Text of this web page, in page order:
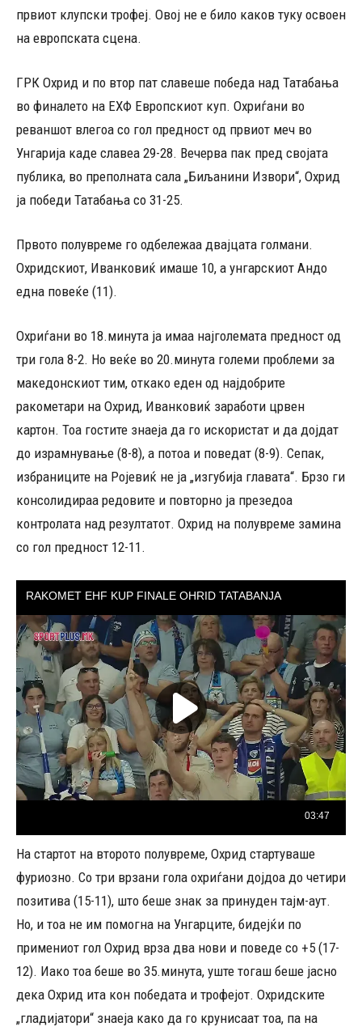
првиот клупски трофеј. Овој не е било каков туку освоен
на европската сцена.
ГРК Охрид и по втор пат славеше победа над Татабања
во финалето на ЕХФ Европскиот куп. Охриѓани во
реваншот влегоа со гол предност од првиот меч во
Унгарија каде славеа 29-28. Вечерва пак пред својата
публика, во преполната сала „Биљанини Извори“, Охрид
ја победи Татабања со 31-25.
Првото полувреме го одбележаа двајцата голмани.
Охридскиот, Иванковиќ имаше 10, а унгарскиот Андо
една повеќе (11).
Охриѓани во 18.минута ја имаа најголемата предност од
три гола 8-2. Но веќе во 20.минута големи проблеми за
македонскиот тим, откако еден од најдобрите
ракометари на Охрид, Иванковиќ заработи црвен
картон. Тоа гостите знаеја да го искористат и да дојдат
до израмнување (8-8), а потоа и поведат (8-9). Сепак,
избраниците на Ројевиќ не ја „изгубија главата“. Брзо ги
консолидираа редовите и повторно ја презедоа
контролата над резултатот. Охрид на полувреме замина
со гол предност 12-11.
На стартот на второто полувреме, Охрид стартуваше
фуриозно. Со три врзани гола охриѓани дојдоа до четири
позитива (15-11), што беше знак за принуден тајм-аут.
Но, и тоа не им помогна на Унгарците, бидејќи по
примениот гол Охрид врза два нови и поведе со +5 (17-
12). Иако тоа беше во 35.минута, уште тогаш беше јасно
дека Охрид ита кон победата и трофејот. Охридските
„гладијатори“ знаеја како да го крунисаат тоа, па на